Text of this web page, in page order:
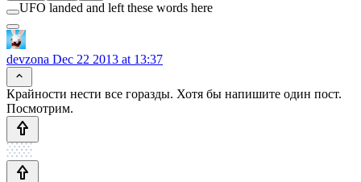
UFO landed and left these words here
devzona Dec 22 2013 at 13:37
Крайности нести все горазды. Хотя бы напишите один пост.
Посмотрим.